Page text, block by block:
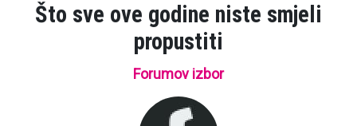
Što sve ove godine niste smjeli
propustiti
Forumov izbor